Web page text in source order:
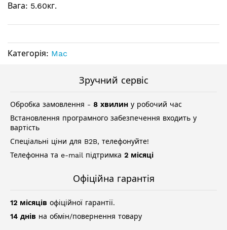
Вага: 5.60кг.
Категорія: Mac
Зручний сервіс
Обробка замовлення - 8 хвилин у робочий час
Встановлення програмного забезпечення входить у
вартість
Спеціальні ціни для B2B, телефонуйте!
Телефонна та e-mail підтримка 2 місяці
Офіційна гарантія
12 місяців офіційної гарантії.
14 днів на обмін/повернення товару